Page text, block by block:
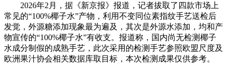
2026年2月，据《新京报》报道，记者拔取了四款市场上
常见的“100%椰子水”产物，利用不变同位素指纹手艺送检后
发觉，外源糖添加现象最为遍及，其次是外源水添加，均和产
物宣传的“100%椰子水”有收支。报道称，国内尚无检测椰子
水成分制假的成熟手艺，此次采用的检测手艺参照欧盟尺度及
欧洲果汁协会相关数据库取目标，本次检测成果仅供参考。